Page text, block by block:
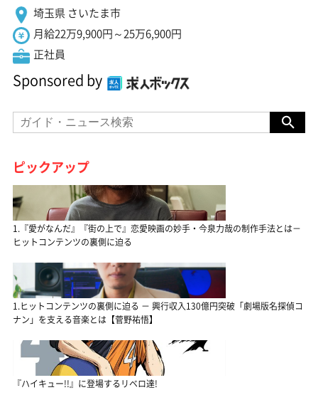
埼玉県 さいたま市
月給22万9,900円～25万6,900円
正社員
Sponsored by
ピックアップ
1.『愛がなんだ』『街の上で』恋愛映画の妙手・今泉力哉の制作手法とは－
ヒットコンテンツの裏側に迫る
1.ヒットコンテンツの裏側に迫る － 興行収入130億円突破「劇場版名探偵コ
ナン」を支える音楽とは【菅野祐悟】
『ハイキュー!!』に登場するリベロ達!